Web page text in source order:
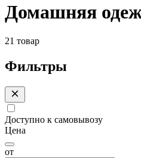
Домашняя
21 товар
Фильтры
Доступно к самовывозу
Цена
от